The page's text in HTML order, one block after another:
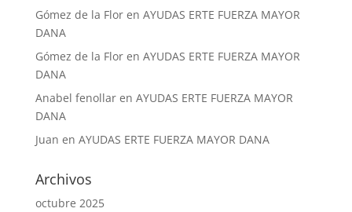
Gómez de la Floren AYUDAS ERTE FUERZA MAYOR
DANA
Gómez de la Floren AYUDAS ERTE FUERZA MAYOR
DANA
Anabel fenollaren AYUDAS ERTE FUERZA MAYOR
DANA
Juan en AYUDAS ERTE FUERZA MAYOR DANA
Archivos
octubre 2025